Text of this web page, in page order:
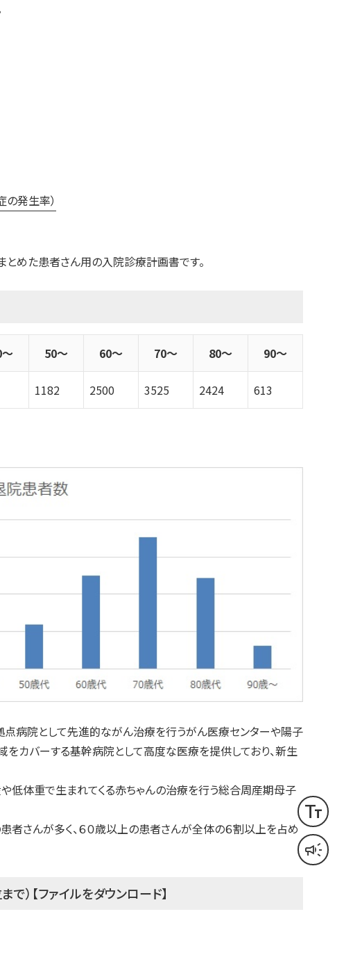
の発生率）
めた患者さん用の入院診療計画書です。
50～ 60～ 70～ 80～ 90～
1182 2500 3525 2424 613
病院として先進的ながん治療を行うがん医療センターや陽子
カバーする基幹病院として高度な医療を提供しており、新生
低体重で生まれてくる赤ちゃんの治療を行う総合周産期母子
さんが多く、６０歳以上の患者さんが全体の６割以上を占め
で） 【ファイルをダウンロード】
text_fields
文字サイズ変更
campaign
音声読み上げ